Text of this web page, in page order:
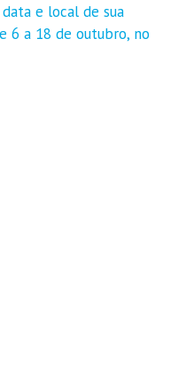
e local de sua
6 a 18 de outubro, no